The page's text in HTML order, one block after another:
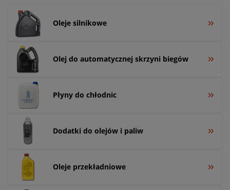
Oleje silnikowe
Olej do automatycznej skrzyni biegów
Płyny do chłodnic
Dodatki do olejów i paliw
Oleje przekładniowe